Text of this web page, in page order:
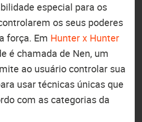
especial para os
os seus poderes
força. Em Hunter x Hunter
é chamada de Nen, um
ao usuário controlar sua
usar técnicas únicas que
com as categorias da